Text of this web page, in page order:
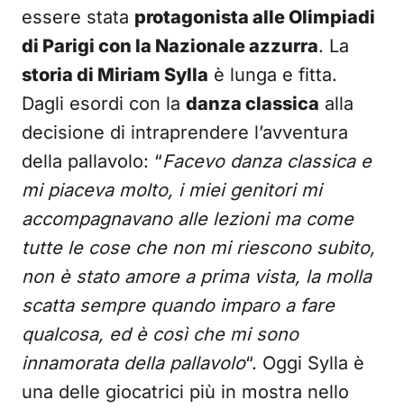
essere stata protagonista alle Olimpiadi
di Parigi con la Nazionale azzurra. La
storia di Miriam Sylla è lunga e fitta.
Dagli esordi con la danza classica alla
decisione di intraprendere l’avventura
della pallavolo: “Facevo danza classica e
mi piaceva molto, i miei genitori mi
accompagnavano alle lezioni ma come
tutte le cose che non mi riescono subito,
non è stato amore a prima vista, la molla
scatta sempre quando imparo a fare
qualcosa, ed è così che mi sono
innamorata della pallavolo“. Oggi Sylla è
una delle giocatrici più in mostra nello